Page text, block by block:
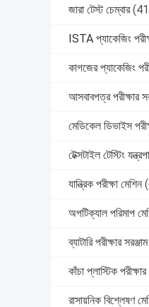
জারা টেস্ট চেম্বার
ISTA প্যাকেজিং
কাগজের প্যাকেজিং
আসবাবপত্র পরীক্ষার
মেডিকেল ডিভাইস
টেক্সটাইল টেস্টিং
যান্ত্রিক পরীক্ষা মেশিন
অপটিক্যাল পরিমাপ
ব্যাটারি পরীক্ষার সরঞ্জাম
কাঁচা প্লাস্টিক পরীক্ষার
রাসায়নিক বিশ্লেষণ